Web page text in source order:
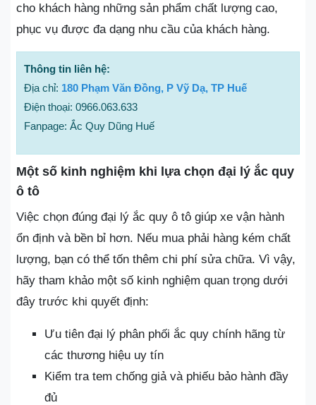
cho khách hàng những sản phẩm chất lượng cao,
phục vụ được đa dạng nhu cầu của khách hàng.
Thông tin liên hệ:
Địa chỉ: 180 Phạm Văn Đồng, P Vỹ Dạ, TP Huế
Điện thoại: 0966.063.633
Fanpage: Ắc Quy Dũng Huế
Một số kinh nghiệm khi lựa chọn đại lý ắc quy
ô tô
Việc chọn đúng đại lý ắc quy ô tô giúp xe vận hành
ổn định và bền bỉ hơn. Nếu mua phải hàng kém chất
lượng, bạn có thể tốn thêm chi phí sửa chữa. Vì vậy,
hãy tham khảo một số kinh nghiệm quan trọng dưới
đây trước khi quyết định:
Ưu tiên đại lý phân phối ắc quy chính hãng từ
các thương hiệu uy tín
Kiểm tra tem chống giả và phiếu bảo hành đầy
đủ